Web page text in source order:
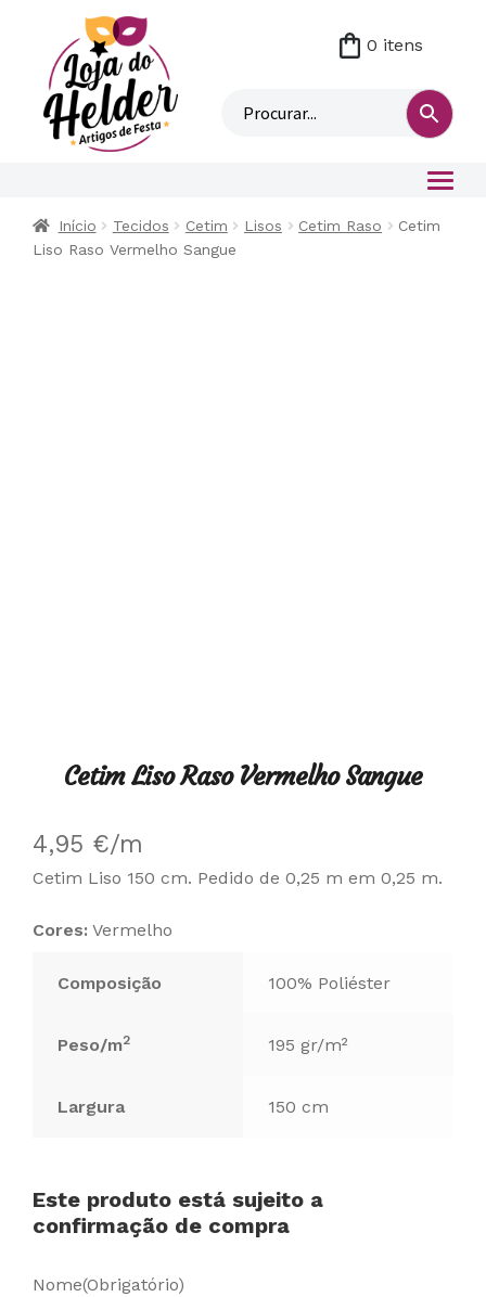
M
n
0 itens
Início Tecidos Cetim Lisos Cetim Raso
Cetim
Liso Raso Vermelho Sangue
Cetim Liso Raso Vermelho Sangue
4,95 €/m
Cetim Liso 150 cm. Pedido de 0,25 m em 0,25 m.
Cores: Vermelho
Composição 100% Poliéster
Peso/m2 195 gr/m²
Largura 150 cm
Este produto está sujeito a
confirmação de compra
Nome(Obrigatório)